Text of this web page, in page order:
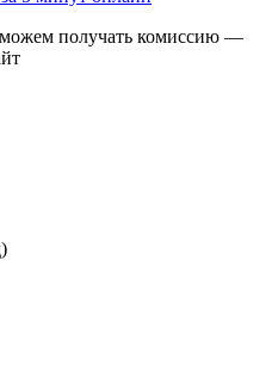
получать комиссию —